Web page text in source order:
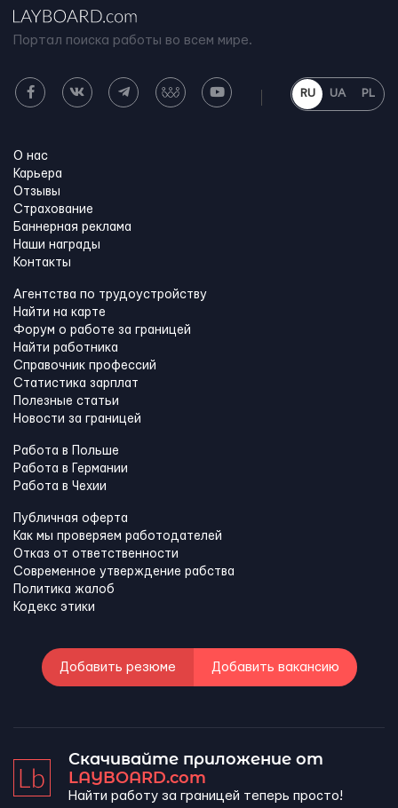
Портал поиска работы во всем мире.
RU UA PL
О нас
Карьера
Отзывы
Страхование
Баннерная реклама
Наши награды
Контакты
Агентства по трудоустройству
Найти на карте
Форум о работе за границей
Найти работника
Справочник профессий
Статистика зарплат
Полезные статьи
Новости за границей
Работа в Польше
Работа в Германии
Работа в Чехии
Публичная оферта
Как мы проверяем работодателей
Отказ от ответственности
Современное утверждение рабства
Политика жалоб
Кодекс этики
Добавить резюме Добавить вакансию
Скачивайте приложение от
LAYBOARD.com
Найти работу за границей теперь просто!